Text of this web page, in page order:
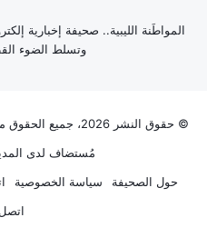
‏المواطَنة الليبية.. صحيفة إخبارية
وتسلط الضوء
© حقوق النشر 2026، جميع الحقوق محفوظة |
مُستضاف لدى
حول الصحيفة
سياسة الخصوصية
اتصل